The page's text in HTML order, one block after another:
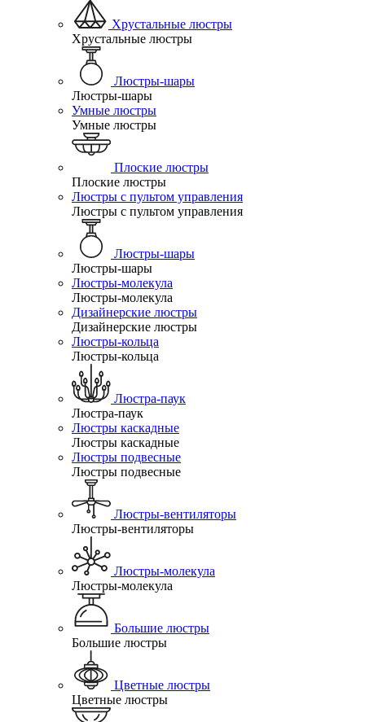
Хрустальные люстры
Хрустальные люстры
Люстры-шары
Люстры-шары
Умные люстры
Умные люстры
Плоские люстры
Плоские люстры
Люстры с пультом управления
Люстры с пультом управления
Люстры-шары
Люстры-шары
Люстры-молекула
Люстры-молекула
Дизайнерские люстры
Дизайнерские люстры
Люстры-кольца
Люстры-кольца
Люстра-паук
Люстра-паук
Люстры каскадные
Люстры каскадные
Люстры подвесные
Люстры подвесные
Люстры-вентиляторы
Люстры-вентиляторы
Люстры-молекула
Люстры-молекула
Большие люстры
Большие люстры
Цветные люстры
Цветные люстры